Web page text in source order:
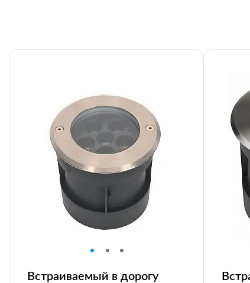
Встраиваемый в дорогу